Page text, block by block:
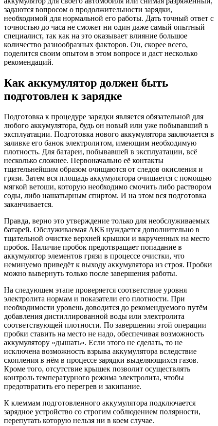
задаются вопросом о продолжительности зарядки,
необходимой для нормальной его работы. Дать точный ответ с
точностью до часа не сможет ни один даже самый опытный
специалист, так как на это оказывает влияние большое
количество разнообразных факторов. Он, скорее всего,
поделится своим опытом в этом вопросе и даст несколько
рекомендаций.
Как аккумулятор должен быть
подготовлен к зарядке
Подготовка к процедуре зарядки является обязательной для
любого аккумулятора, будь он новый или уже побывавший в
эксплуатации. Подготовка нового аккумулятора заключается в
заливке его банок электролитом, имеющим необходимую
плотность. Для батареи, побывавшей в эксплуатации, всё
несколько сложнее. Первоначально её контакты
тщательнейшим образом очищаются от следов окисления и
грязи. Затем вся площадь аккумулятора очищается с помощью
мягкой ветоши, которую необходимо смочить либо раствором
соды, либо нашатырным спиртом. И на этом вся подготовка
заканчивается.
Правда, верно это утверждение только для необслуживаемых
батарей. Обслуживаемая АКБ нуждается дополнительно в
тщательной очистке верхней крышки и вкрученных на место
пробок. Наличие пробок предотвращает попадание в
аккумулятор элементов грязи в процессе очистки, что
неминуемо приведёт к выходу аккумулятора из строя. Пробки
можно вывернуть только после завершения работы.
На следующем этапе проверяется соответствие уровня
электролита нормам и показатели его плотности. При
необходимости уровень доводится до рекомендуемого путём
добавления дистиллированной воды или электролита
соответствующей плотности. По завершении этой операции
пробки ставить на место не надо, обеспечивая возможность
аккумулятору «дышать». Если этого не сделать, то не
исключена возможность взрыва аккумулятора вследствие
скопления в нём в процессе зарядки выделяющихся газов.
Кроме того, отсутствие крышек позволит осуществлять
контроль температурного режима электролита, чтобы
предотвратить его перегрев и закипание.
К клеммам подготовленного аккумулятора подключается
зарядное устройство со строгим соблюдением полярности,
перепутать которую нельзя ни в коем случае.